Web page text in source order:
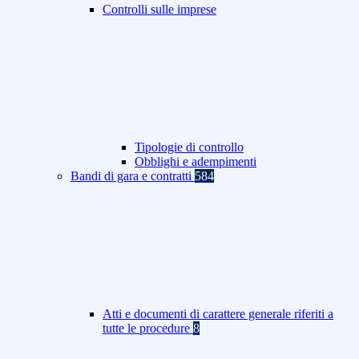
Controlli sulle imprese
Tipologie di controllo
Obblighi e adempimenti
Bandi di gara e contratti 584
Atti e documenti di carattere generale riferiti a
tutte le procedure 8